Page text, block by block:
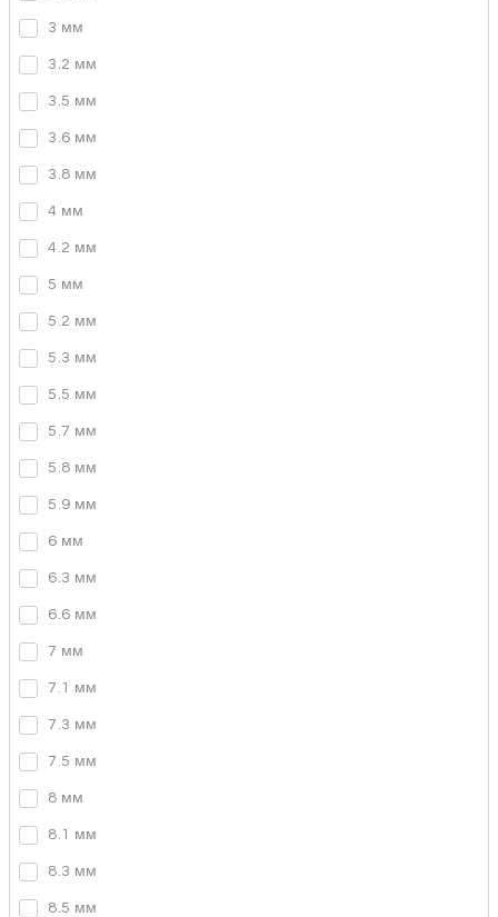
3 мм
3.2 мм
3.5 мм
3.6 мм
3.8 мм
4 мм
4.2 мм
5 мм
5.2 мм
5.3 мм
5.5 мм
5.7 мм
5.8 мм
5.9 мм
6 мм
6.3 мм
6.6 мм
7 мм
7.1 мм
7.3 мм
7.5 мм
8 мм
8.1 мм
8.3 мм
8.5 мм